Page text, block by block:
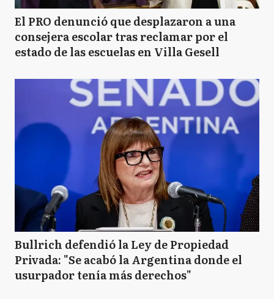
El PRO denunció que desplazaron a una
consejera escolar tras reclamar por el
estado de las escuelas en Villa Gesell
Bullrich defendió la Ley de Propiedad
Privada: "Se acabó la Argentina donde el
usurpador tenía más derechos"